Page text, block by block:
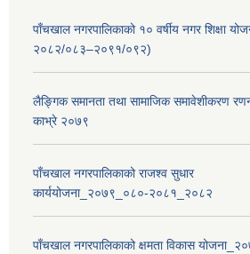
पाँचखाल नगरपालिकाको १० वर्षीय नगर शिक्षा
२०८२/०८३–२०९१/०९२)
लैङ्गिक समानता तथा सामाजिक समावेशीकरण
काभ्रे २०७९
पाँचखाल नगरपालिकाको राजश्व सुधार
कार्ययोजना_२०७९_०८०-२०८१_२०८२
पाँचखाल नगरपालिकाको क्षमता विकास